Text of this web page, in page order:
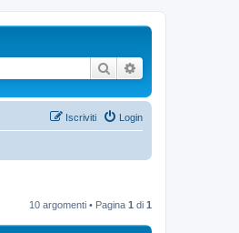
Cerca
Login
Iscriviti
10 argomenti • Pagina 1 di 1